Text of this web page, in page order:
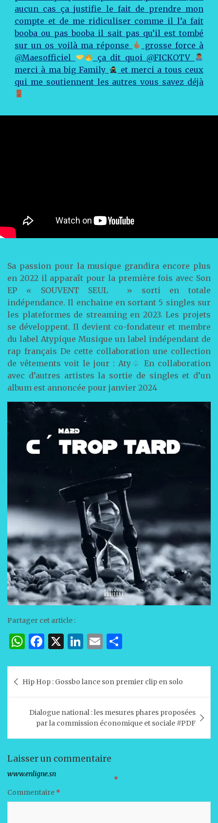
aucun cas ça justifie le fait de prendre mon
compte et de me ridiculiser comme il l’a fait
booba ou pas booba il sait pas qu’il est tombé
sur un os voilà ma réponse
grosse force à
@Maesofficiel
ça dit quoi @FICKOTV
merci à ma big Family
et merci a tous ceux
qui me soutiennent les autres vous savez déjà
Sa passion pour la musique grandira encore plus
en 2022 il apparaît pour la première fois avec Son
EP « SOUVENT SEUL » sorti en totale
indépendance. Il enchaine en sortant 5 singles sur
les plateformes de streaming en 2023. Les projets
se développent. Il devient co-fondateur et membre
du label Atypique Musique un label indépendant de
rap français De cette collaboration une collection
de vêtements voit le jour : Aty♤ En collaboration
avec d’autres artistes la sortie de singles et d’un
album est annoncée pour janvier 2024
Partager cet article :
W
at
s
A
p
p
F
c
e
b
o
o
X Li
k
e
dI
n
E
ai
l
ta
g
er
de Hip Hop : Gossbo lance son premier clip en solo
Dialogue national : les mesures phares proposées
par la commission économique et sociale #PDF
Laisser un commentaire
Votre adresse e-mail ne sera pas publiée.
Les champs obligatoires sont indiqués avec *
Commentaire *